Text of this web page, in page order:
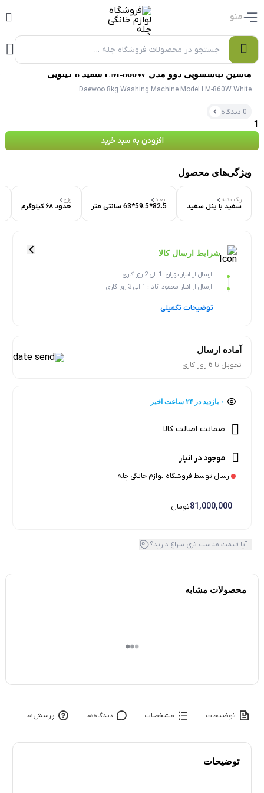
منو
0
ماشین لباسشویی دوو مدل LM-860W سفید 8 کیلویی
Daewoo 8kg Washing Machine Model LM-860W White
0 دیدگاه
افزودن به سبد خرید
ویژگی‌های محصول
رنگ بدنه
سفید با پنل سفید
ابعاد
82.5*59.5*63 سانتی متر
وزن
حدود ۶۸ کیلوگرم
شرایط ارسال کالا
ارسال از انبار تهران: 1 الی 2 روز کاری
ارسال از انبار محمود آباد : 1 الی 3 روز کاری
توضیحات تکمیلی
آماده ارسال
تحویل تا 6 روز کاری
۰ بازدید در ۲۴ ساعت اخیر
ضمانت اصالت کالا
موجود در انبار
ارسال توسط فروشگاه لوازم خانگی چله
81,000,000تومان
آیا قیمت مناسب تری سراغ دارید؟
محصولات مشابه
توضیحات مشخصات دیدگاه‌ها پرسش‌ها
توضیحات